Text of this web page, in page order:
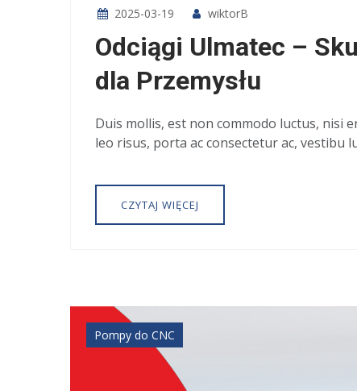
2025-03-19 wiktorB
Odciągi Ulmatec –
dla Przemysłu
Duis mollis, est non commodo luctus, nisi
leo risus, porta ac consectetur ac, vestibu
CZYTAJ WIĘCEJ
Pompy do CNC